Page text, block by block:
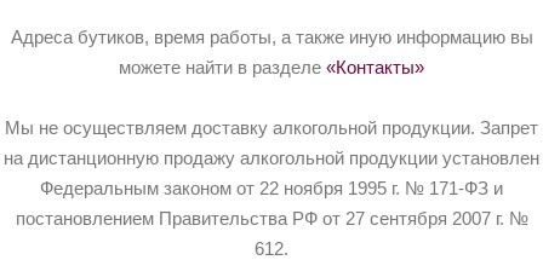
Адреса бутиков, время работы, а также иную информацию вы
можете найти в разделе «Контакты»
Мы не осуществляем доставку алкогольной продукции. Запрет
на дистанционную продажу алкогольной продукции установлен
Федеральным законом от 22 ноября 1995 г. № 171-ФЗ и
постановлением Правительства РФ от 27 сентября 2007 г. №
612.